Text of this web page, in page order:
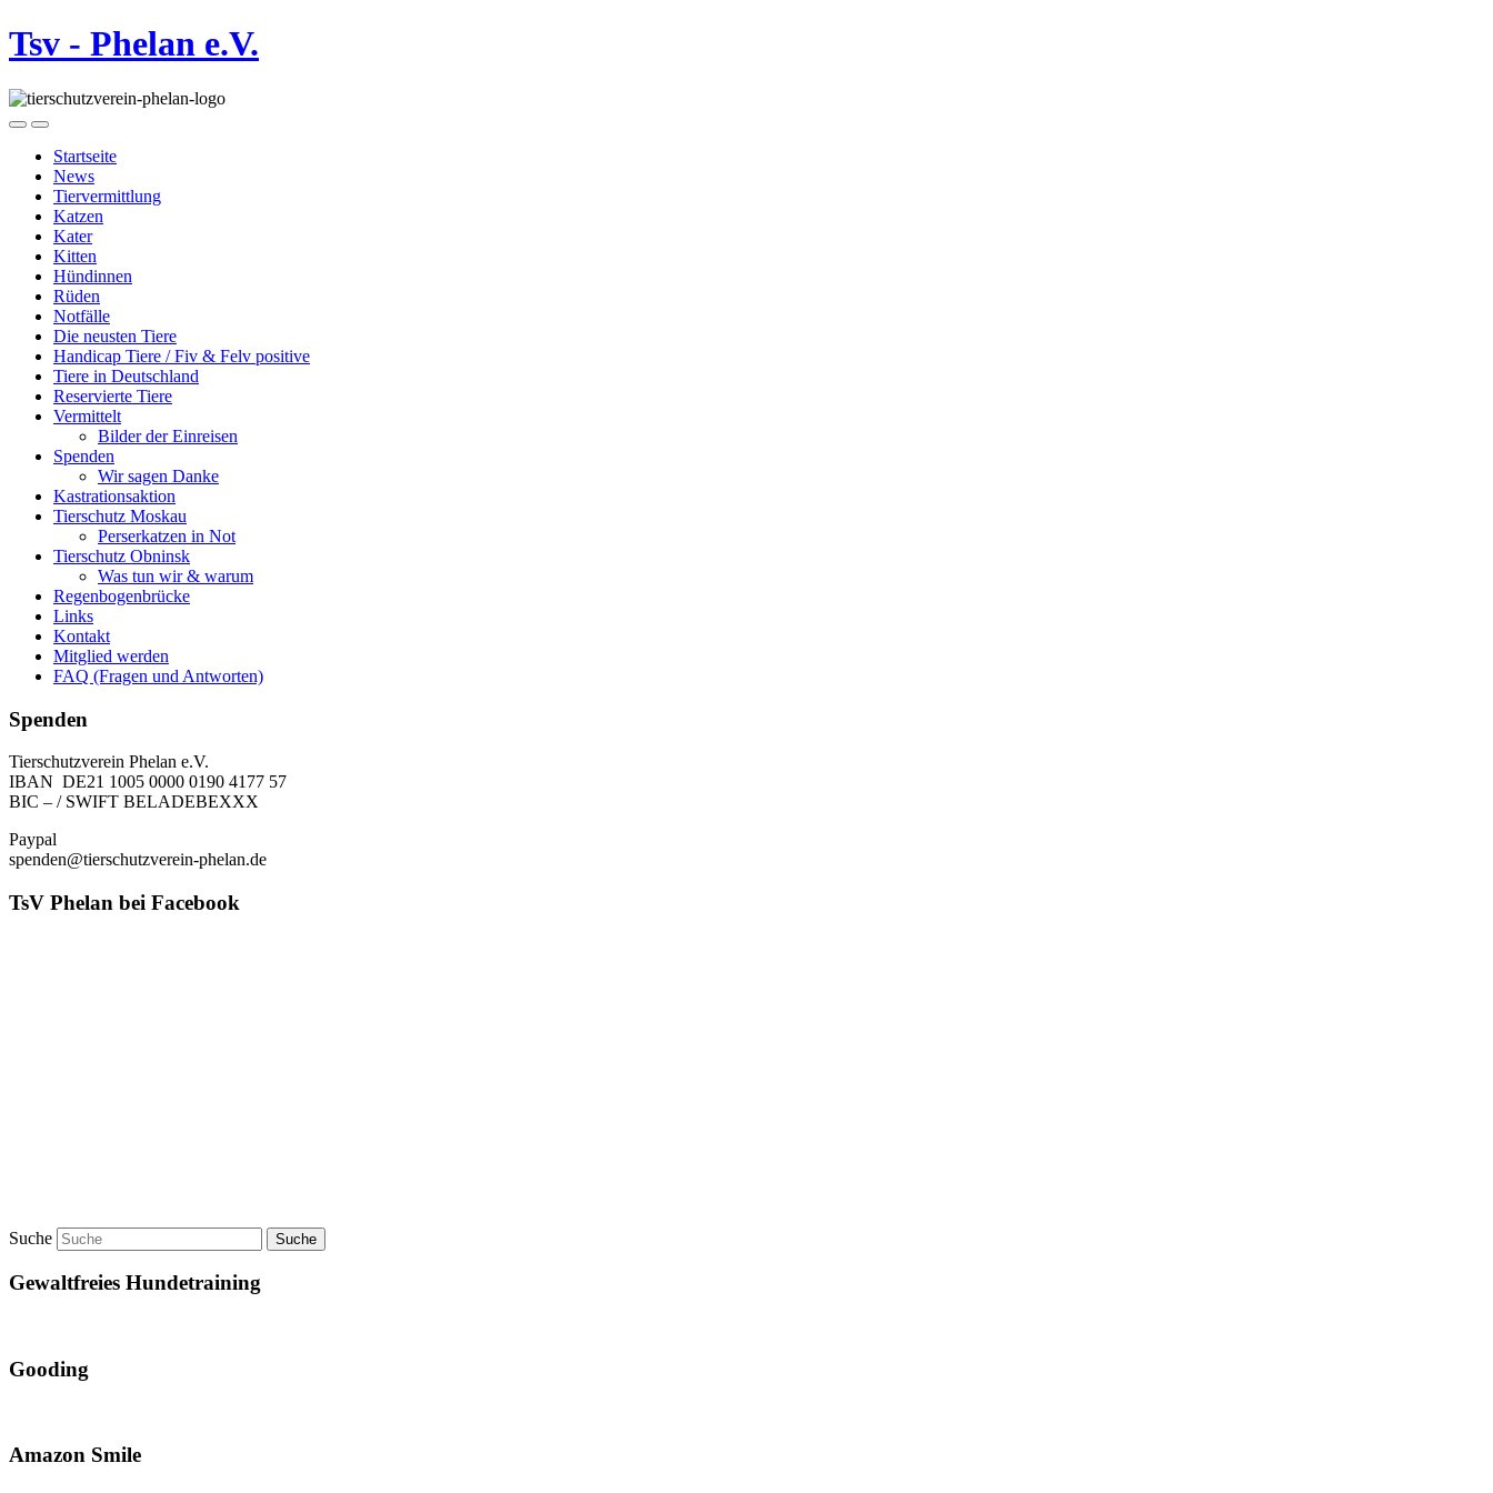
Tsv - Phelan e.V.
Startseite
News
Tiervermittlung
Katzen
Kater
Kitten
Hündinnen
Rüden
Notfälle
Die neusten Tiere
Handicap Tiere / Fiv & Felv positive
Tiere in Deutschland
Reservierte Tiere
Vermittelt
Bilder der Einreisen
Spenden
Wir sagen Danke
Kastrationsaktion
Tierschutz Moskau
Perserkatzen in Not
Tierschutz Obninsk
Was tun wir & warum
Regenbogenbrücke
Links
Kontakt
Mitglied werden
FAQ (Fragen und Antworten)
Spenden
Tierschutzverein Phelan e.V.
IBAN DE21 1005 0000 0190 4177 57
BIC – / SWIFT BELADEBEXXX
Paypal
spenden@tierschutzverein-phelan.de
TsV Phelan bei Facebook
Suche
Gewaltfreies Hundetraining
Gooding
Amazon Smile